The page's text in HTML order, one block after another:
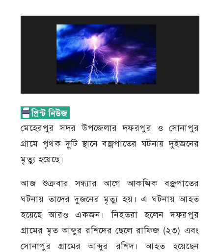
মেহেরপুর সদর উপজেলার দফরপুর ও সোনাপুর
গ্রামে পৃথক দুটি স্থানে বজ্রপাতের ঘটনায় দুইজনের
মৃত্যু হয়েছে।
আজ শুক্রবার সন্ধ্যার আগে আকষ্মিক বজ্রপাতের
ঘটনায় তাদের দুজনের মৃত্যু হয়। এ ঘটনায় আহত
হয়েছে আরও একজন। নিহতরা হলেন দফরপুর
গ্রামের মৃত আব্দুর রশিদের ছেলে রাফিজ (২৩) এবং
সোনাপুর গ্রামের আব্দুর রশিদ। আহত হয়েছেন